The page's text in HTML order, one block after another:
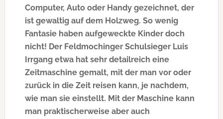
Computer, Auto oder Handy gezeichnet, der
ist gewaltig auf dem Holzweg. So wenig
Fantasie haben aufgeweckte Kinder doch
nicht! Der Feldmochinger Schulsieger Luis
Irrgang etwa hat sehr detailreich eine
Zeitmaschine gemalt, mit der man vor oder
zurück in die Zeit reisen kann, je nachdem,
wie man sie einstellt. Mit der Maschine kann
man praktischerweise aber auch